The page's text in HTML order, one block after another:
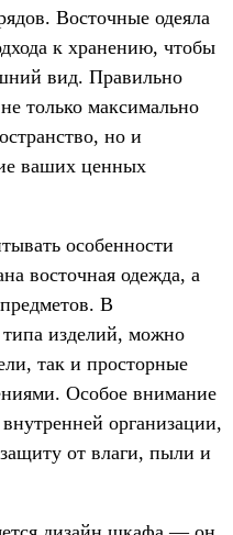
Восточные одеяла
к хранению, чтобы
вид. Правильно
только максимально
но и
ваших ценных
особенности
восточная одежда, а
В
типа изделий, можно
так и просторные
Особое внимание
организации,
от влаги, пыли и